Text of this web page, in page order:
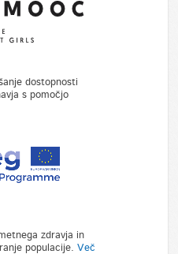
dostopnosti
s pomočjo
zdravja in
populacije. Več